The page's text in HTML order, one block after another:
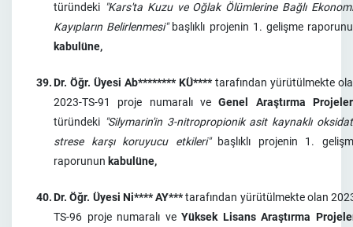
türündeki "Kars'ta Kuzu ve Oğlak Ölümlerine Bağlı
Kayıpların Belirlenmesi"başlıklı projenin 1. gelişme
kabulüne,
39.Dr. Öğr. Üyesi Ab******** KÜ****tarafından yürütülmekte
2023-TS-91 proje numaralı veGenel Araştırma
türündeki "Silymarin'in 3-nitropropionik asit kaynaklı
strese karşı koruyucu etkileri"başlıklı projenin 1.
raporunun kabulüne,
40.Dr. Öğr. Üyesi Ni**** AY***tarafından yürütülmekte olan
TS-96 proje numaralı veYüksek Lisans Araştırma